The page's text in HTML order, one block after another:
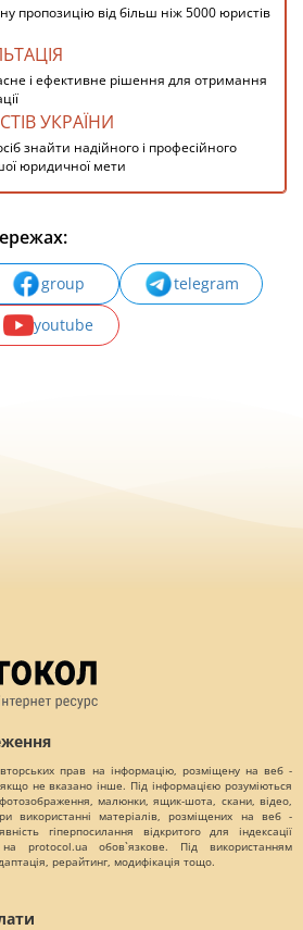
пропозицію від більш ніж 5000 юристів
і ефективне рішення для отримання
УКРАЇНИ
знайти надійного і професійного
юридичної мети
group
telegram
youtube
прав на інформацію, розміщену на веб -
не вказано інше. Під інформацією розуміються
фотозображення, малюнки, ящик-шота, скани, відео,
використанні матеріалів, розміщених на веб -
гіперпосилання відкритого для індексації
protocol.ua обов`язкове. Під використанням
рерайтинг, модифікація тощо.